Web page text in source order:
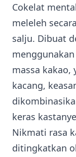
Cokelat
meleleh
salju. Dibuat
massa kakao,
kacang,
keras
Nikmati rasa
ditingkatkan